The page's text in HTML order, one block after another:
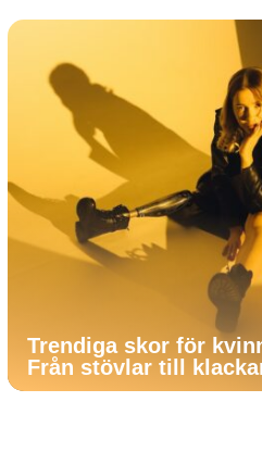
Trendiga skor för
Från stövlar till